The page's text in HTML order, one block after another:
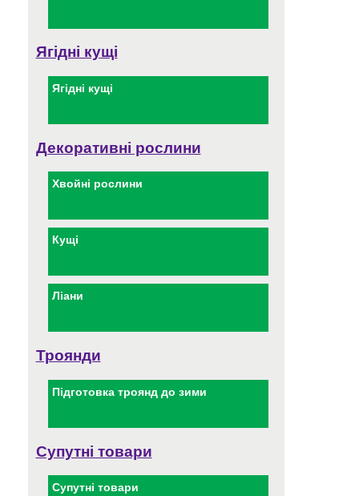
Ягідні кущі
Ягідні кущі
Декоративні рослини
Хвойні рослини
Кущі
Ліани
Троянди
Підготовка троянд до зими
Супутні товари
Супутні товари